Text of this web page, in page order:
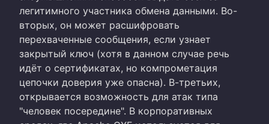
легитимного участника обмена данными. Во-
вторых, он может расшифровать
перехваченные сообщения, если узнает
закрытый ключ (хотя в данном случае речь
идёт о сертификатах, но компрометация
цепочки доверия уже опасна). В-третьих,
открывается возможность для атак типа
"человек посередине". В корпоративных